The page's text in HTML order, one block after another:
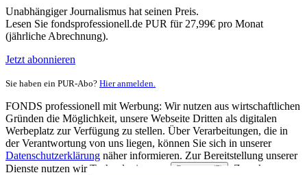
Unabhängiger Journalismus hat seinen Preis.
Lesen Sie fondsprofessionell.de PUR für 27,99€ pro Monat
(jährliche Abrechnung).
Jetzt abonnieren
Sie haben ein PUR-Abo? Hier anmelden.
FONDS professionell mit Werbung: Wir nutzen aus wirtschaftlichen
Gründen die Möglichkeit, unsere Webseite Dritten als digitalen
Werbeplatz zur Verfügung zu stellen. Über Verarbeitungen, die in
der Verantwortung von uns liegen, können Sie sich in unserer
Datenschutzerklärung näher informieren. Zur Bereitstellung unserer
Dienste nutzen wir Technologien von
Partnern (5)
. Zwecke: